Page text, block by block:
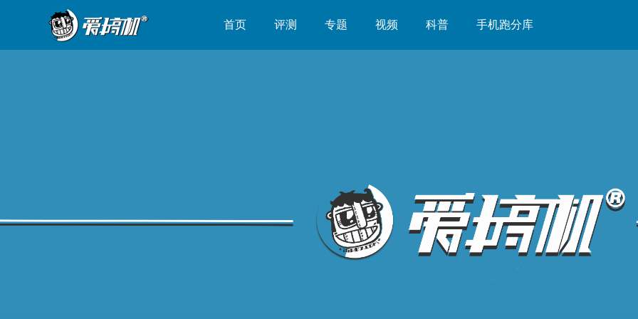
首页 评测 专题 视频 科普 手机跑分库